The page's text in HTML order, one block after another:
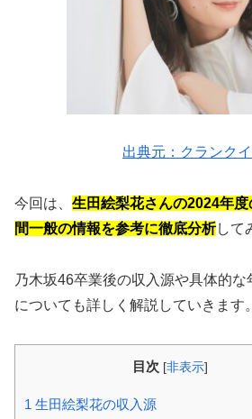
出典元：クランクイ
今回は、 生田絵梨花さんの2024年
間一般の情報を参考に徹底分析して
乃木坂46卒業後の収入源や具体的な
についても詳しく解説していきます。
目次 [非表示]
1 生田絵梨花の収入源